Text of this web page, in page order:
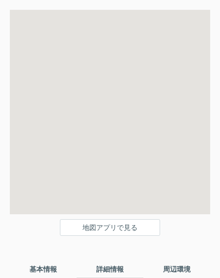
地図アプリで見る
基本情報 詳細情報 周辺環境